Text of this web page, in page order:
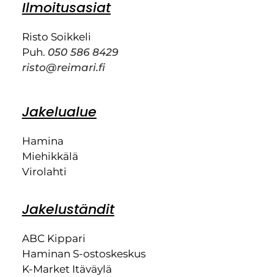
Ilmoitusasiat
Risto Soikkeli
Puh. 050 586 8429
risto@reimari.fi
Jakelualue
Hamina
Miehikkälä
Virolahti
Jakeluständit
ABC Kippari
Haminan S-ostoskeskus
K-Market Itäväylä